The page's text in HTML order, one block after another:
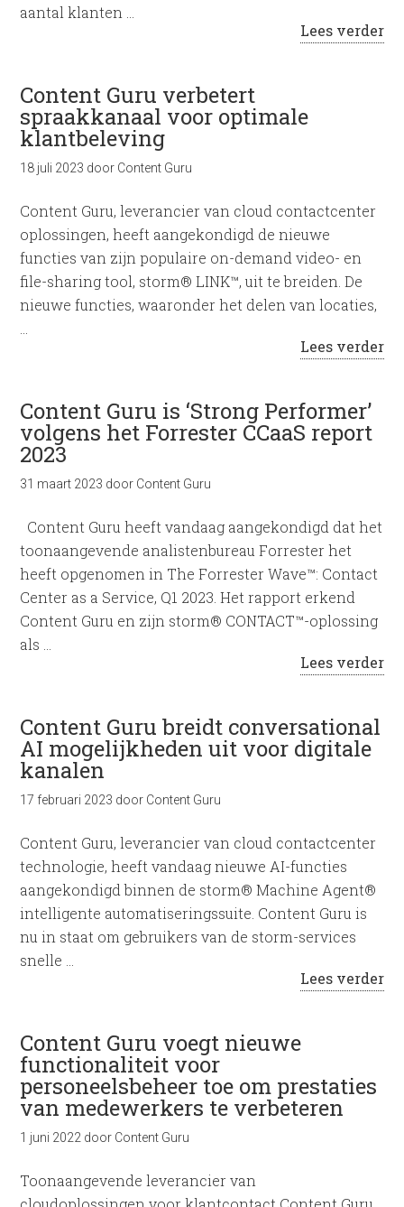
aantal klanten …
Lees verder
Content Guru verbetert
spraakkanaal voor optimale
klantbeleving
18 juli 2023 door Content Guru
Content Guru, leverancier van cloud contactcenter
oplossingen, heeft aangekondigd de nieuwe
functies van zijn populaire on-demand video- en
file-sharing tool, storm® LINK™, uit te breiden. De
nieuwe functies, waaronder het delen van locaties,
Lees verder
Content Guru is ‘Strong Performer’
volgens het Forrester CCaaS report
2023
31 maart 2023 door Content Guru
Content Guru heeft vandaag aangekondigd dat het
toonaangevende analistenbureau Forrester het
heeft opgenomen in The Forrester Wave™: Contact
Center as a Service, Q1 2023. Het rapport erkend
Content Guru en zijn storm® CONTACT™-oplossing
als …
Lees verder
Content Guru breidt conversational
AI mogelijkheden uit voor digitale
kanalen
17 februari 2023 door Content Guru
Content Guru, leverancier van cloud contactcenter
technologie, heeft vandaag nieuwe AI-functies
aangekondigd binnen de storm® Machine Agent®
intelligente automatiseringssuite. Content Guru is
nu in staat om gebruikers van de storm-services
snelle …
Lees verder
Content Guru voegt nieuwe
functionaliteit voor
personeelsbeheer toe om prestaties
van medewerkers te verbeteren
1 juni 2022 door Content Guru
Toonaangevende leverancier van